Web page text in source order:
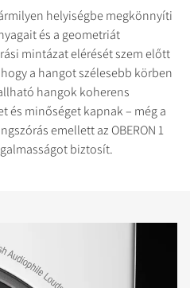
helyiségbe megkönnyíti
és a geometriát
mintázat elérését szem előtt
a hangot szélesebb körben
hangok koherens
és minőséget kapnak – még a
emellett az OBERON 1
biztosít.